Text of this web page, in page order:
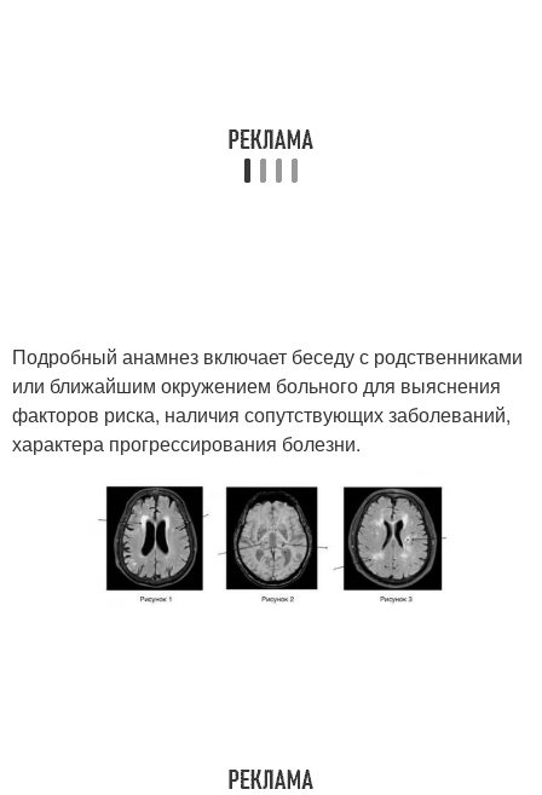
Подробный анамнез включает беседу с родственниками
или ближайшим окружением больного для выяснения
факторов риска, наличия сопутствующих заболеваний,
характера прогрессирования болезни.